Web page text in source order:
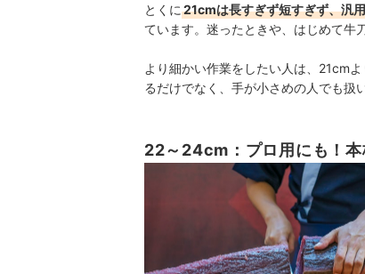
とくに 21cmは長すぎず短すぎず、汎
ています。迷ったときや、はじめて牛
より細かい作業をしたい人は、21cm
るだけでなく、手が小さめの人でも扱
22～24cm：プロ用にも！本